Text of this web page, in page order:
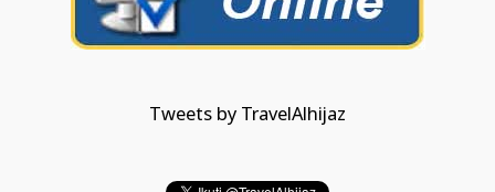
Tweets by TravelAlhijaz